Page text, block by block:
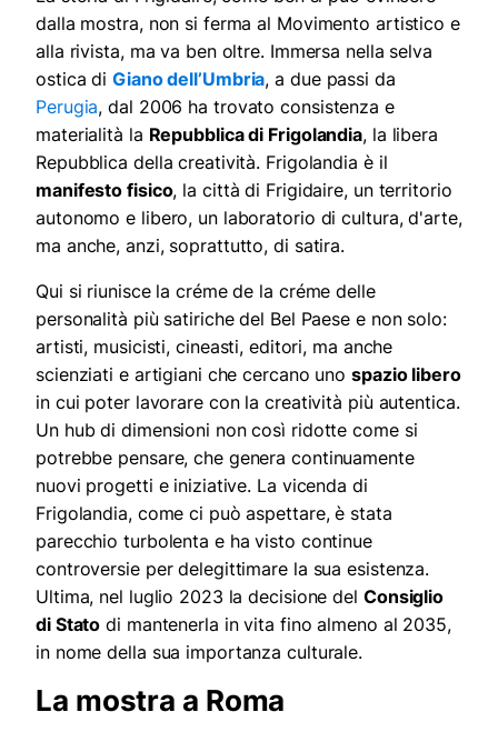
dalla mostra, non si ferma al Movimento artistico e
alla rivista, ma va ben oltre. Immersa nella selva
ostica diGiano dell’Umbria, a due passi da
Perugia, dal 2006 ha trovato consistenza e
materialità la Repubblica di Frigolandia, la libera
Repubblica della creatività. Frigolandia è il
manifesto fisico, la città di Frigidaire, un territorio
autonomo e libero, un laboratorio di cultura, d'arte,
ma anche, anzi, soprattutto, di satira.
Qui si riunisce la créme de la créme delle
personalità più satiriche del Bel Paese e non solo:
artisti, musicisti, cineasti, editori, ma anche
scienziati e artigiani che cercano unospazio libero
in cui poter lavorare con la creatività più autentica.
Un hub di dimensioni non così ridotte come si
potrebbe pensare, che genera continuamente
nuovi progetti e iniziative. La vicenda di
Frigolandia, come ci può aspettare, è stata
parecchio turbolenta e ha visto continue
controversie per delegittimare la sua esistenza.
Ultima, nel luglio 2023 la decisione del Consiglio
di Stato di mantenerla in vita fino almeno al 2035,
in nome della sua importanza culturale.
La mostra a Roma